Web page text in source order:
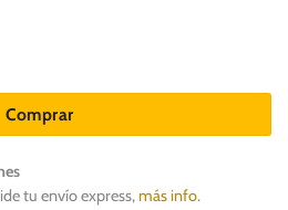
de bolsas de desechos cantidad
Comprar
tu envío express,más info.